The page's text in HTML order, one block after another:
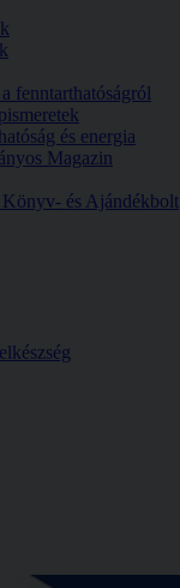
fenntarthatóságról
és energia
Magazin
és Ajándékbolt